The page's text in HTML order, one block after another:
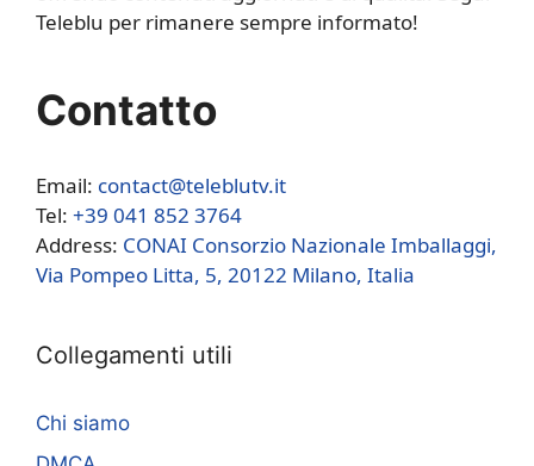
Teleblu per rimanere sempre informato!
Contatto
Email: contact@teleblutv.it
Tel: +39 041 852 3764
Address: CONAI Consorzio Nazionale Imballaggi,
Via Pompeo Litta, 5, 20122 Milano, Italia
Collegamenti utili
Chi siamo